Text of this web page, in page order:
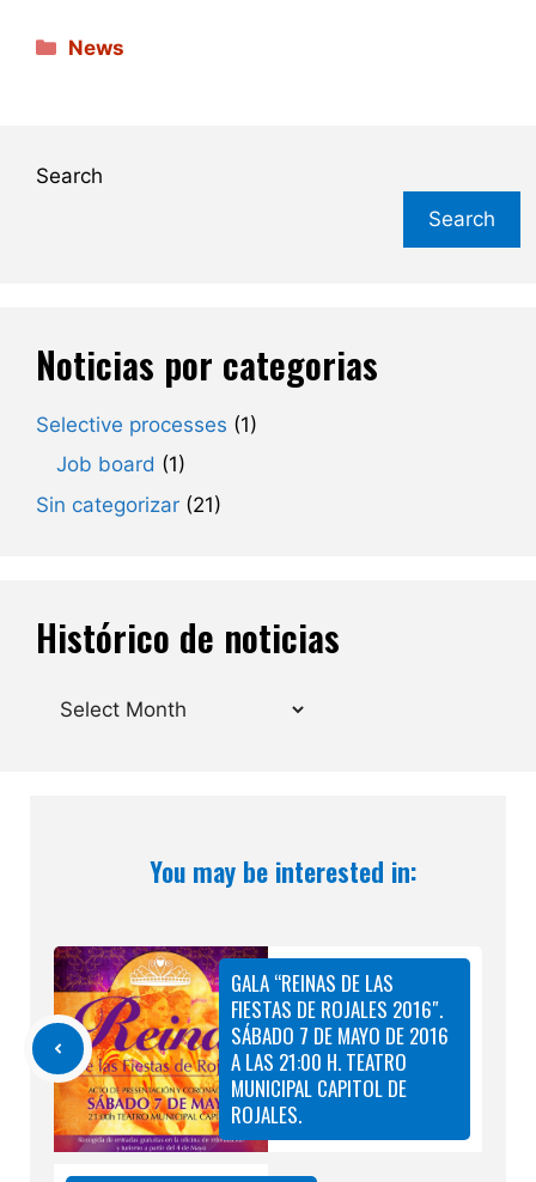
Categories
News
Search
Search
Noticias por categorias
Selective processes (1)
Job board (1)
Sin categorizar (21)
Histórico de noticias
Archives
You may be interested in:
GALA “REINAS DE LAS
FIESTAS DE ROJALES 2016″.
SÁBADO 7 DE MAYO DE 2016
A LAS 21:00 H. TEATRO
MUNICIPAL CAPITOL DE
ROJALES.